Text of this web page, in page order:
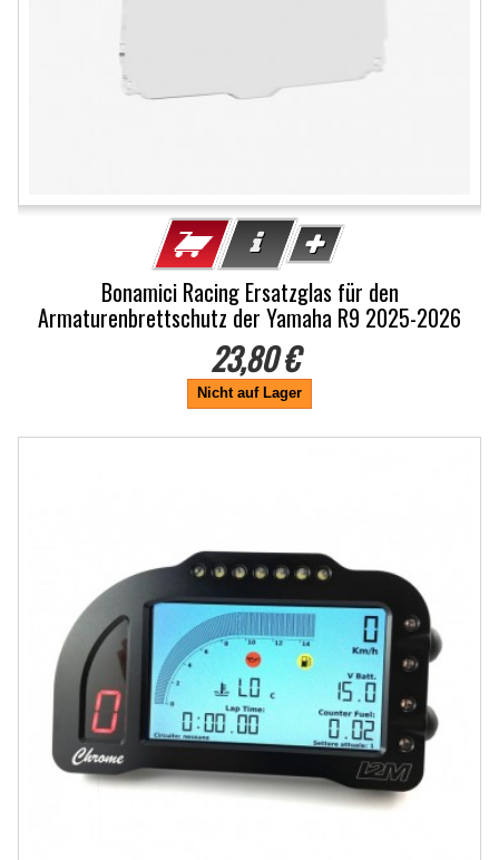
Bonamici Racing Ersatzglas für den
Armaturenbrettschutz der Yamaha R9 2025-2026
23,80 €
Nicht auf Lager